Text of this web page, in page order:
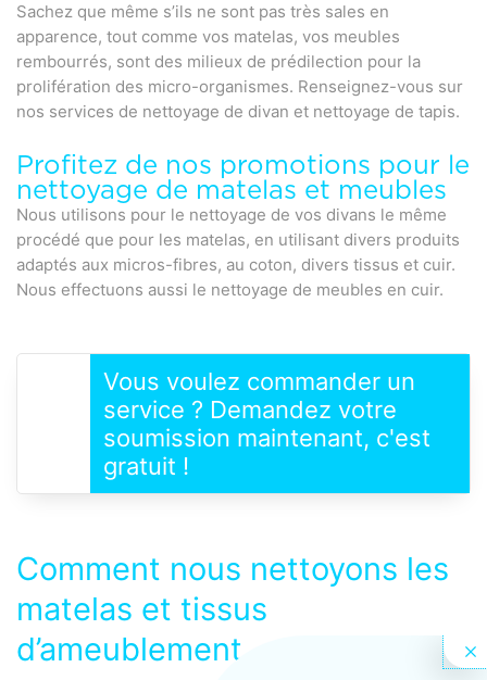
Sachez que même s’ils ne sont pas très sales en
apparence, tout comme vos matelas, vos meubles
rembourrés, sont des milieux de prédilection pour la
prolifération des micro-organismes. Renseignez-vous sur
nos services de nettoyage de divan et nettoyage de tapis.
Profitez de nos promotions pour le
nettoyage de matelas et meubles
Nous utilisons pour le nettoyage de vos divans le même
procédé que pour les matelas, en utilisant divers produits
adaptés aux micros-fibres, au coton, divers tissus et cuir.
Nous effectuons aussi le nettoyage de meubles en cuir.
Vous voulez commander un
service ? Demandez votre
soumission maintenant, c'est
gratuit !
Comment nous nettoyons les
matelas et tissus
d’ameublement